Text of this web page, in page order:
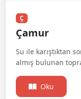
Ç
Çamur
Su ile karıştıktan
almış bulunan
Oku